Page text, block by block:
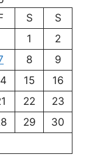
S
S
1
2
8
9
15
16
22
23
29
30